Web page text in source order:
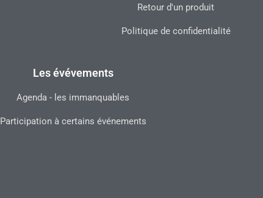
Retour d'un produit
Politique de confidentialité
Les évévements
Agenda - les immanquables
Participation à certains événements